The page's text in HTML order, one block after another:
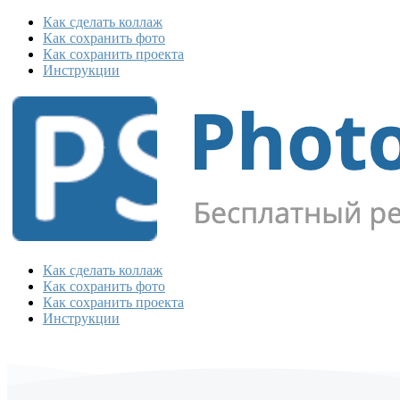
Как сделать коллаж
Как сохранить фото
Как сохранить проекта
Инструкции
Как сделать коллаж
Как сохранить фото
Как сохранить проекта
Инструкции